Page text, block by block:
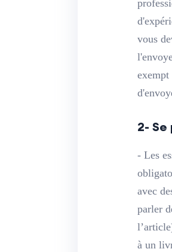
vous
exempt
2-
- Les
avec
parler
à un